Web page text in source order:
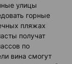
улицы
горные
пляжах
получат
по
вина смогут